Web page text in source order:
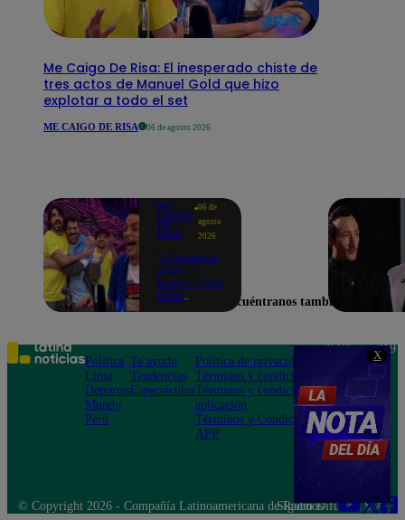
X
Me Caigo De Risa: El inesperado chiste de
tres actos de Manuel Gold que hizo
explotar a todo el set
ME CAIGO DE RISA 06 de agosto 2026
ME
CAIGO
DE
RISA
06 de
agosto
2026
"A Peláez le
dicen...":
Manuel Gold
hace
de contar el
chiste
Encuéntranos también en
Política
Lima
Deportes
Mundo
Perú
Te ayudo
Tendencias
Espectáculos
Política de privacidad
Términos y condiciones
Términos y condiciones
aplicación
Términos y Condiciones
APP
Teléfono: 219
Av. San
Felipe 968
Jesús María
© Copyright 2026 - Compañía Latinoamericana de Radio Difusión S.A.
Síguenos